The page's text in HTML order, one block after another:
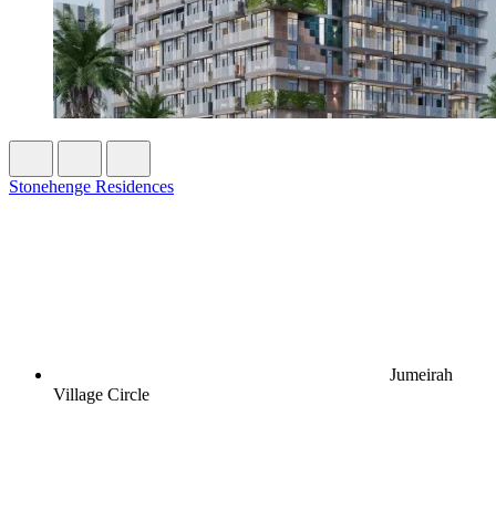
Stonehenge Residences
Jumeirah
Village Circle